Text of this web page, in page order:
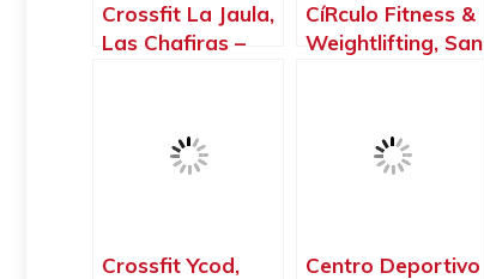
Crossfit La Jaula,
Las Chafiras –
CíRculo Fitness &
Weightlifting, San
Crossfit Ycod,
Centro Deportivo